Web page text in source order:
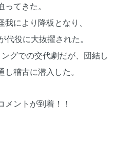
てきた。
により降板となり、
代役に大抜擢された。
グでの交代劇だが、団結し
稽古に潜入した。
ントが到着！！